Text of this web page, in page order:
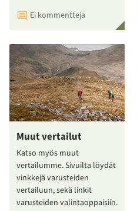
Ei kommentteja
Muut vertailut
Katso myös muut
vertailumme. Sivuilta löydät
vinkkejä varusteiden
vertailuun, sekä linkit
varusteiden valintaoppaisiin.